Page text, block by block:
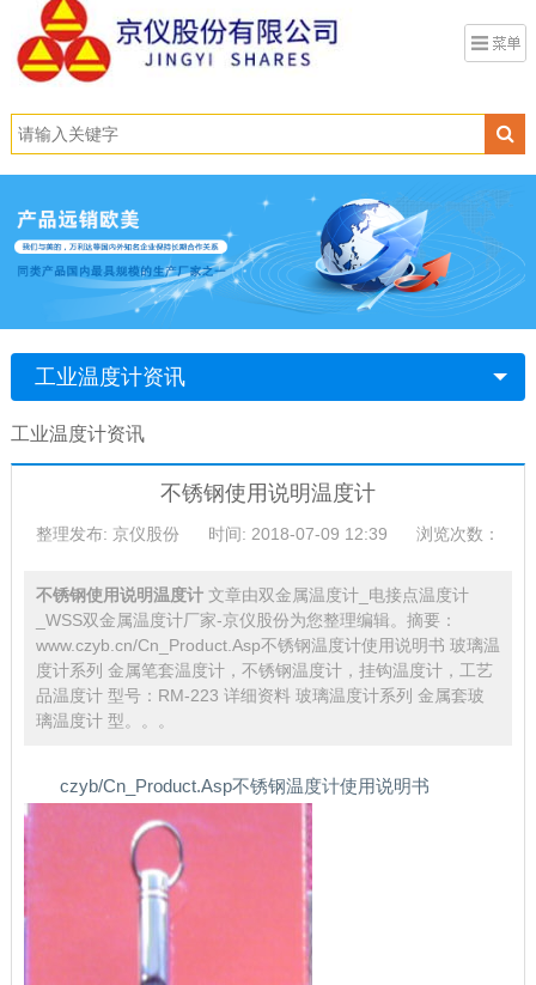
工业温度计资讯
工业温度计资讯
不锈钢使用说明温度计
整理发布: 京仪股份 时间: 2018-07-09 12:39 浏览次数：
不锈钢使用说明温度计 文章由双金属温度计_电接点温度计
_WSS双金属温度计厂家-京仪股份为您整理编辑。摘要：
www.czyb.cn/Cn_Product.Asp不锈钢温度计使用说明书 玻璃温
度计系列 金属笔套温度计，不锈钢温度计，挂钩温度计，工艺
品温度计 型号：RM-223 详细资料 玻璃温度计系列 金属套玻
璃温度计 型。。。
czyb/Cn_Product.Asp不锈钢温度计使用说明书